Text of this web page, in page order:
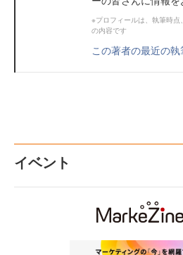
※プロフィールは、執筆時
の内容です
この著者の最近の
イベント